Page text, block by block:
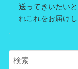
送ってきいたい
れこれをお届けし